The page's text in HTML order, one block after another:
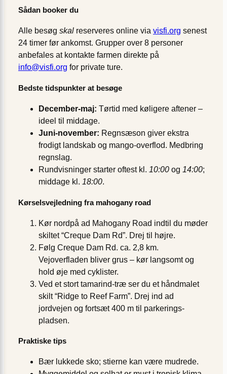
Sådan booker du
Alle besøg skal reserveres online via visfi.org senest
24 timer før ankomst. Grupper over 8 personer
anbefales at kontakte farmen direkte på
info@visfi.org for private ture.
Bedste tidspunkter at besøge
December-maj: Tørtid med køligere aftener –
ideel til middage.
Juni-november: Regnsæson giver ekstra
frodigt landskab og mango-overflod. Medbring
regnslag.
Rundvisninger starter oftest kl. 10:00 og 14:00;
middage kl. 18:00.
Kørselsvejledning fra mahogany road
Kør nordpå ad Mahogany Road indtil du møder
skiltet “Creque Dam Rd”. Drej til højre.
Følg Creque Dam Rd. ca. 2,8 km.
Vejoverfladen bliver grus – kør langsomt og
hold øje med cyklister.
Ved et stort tamarind-træ ser du et håndmalet
skilt “Ridge to Reef Farm”. Drej ind ad
jordvejen og fortsæt 400 m til parkerings­
pladsen.
Praktiske tips
Bær lukkede sko; stierne kan være mudrede.